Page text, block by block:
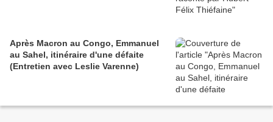
Après Macron au Congo, Emmanuel
au Sahel, itinéraire d'une défaite
(Entretien avec Leslie Varenne)